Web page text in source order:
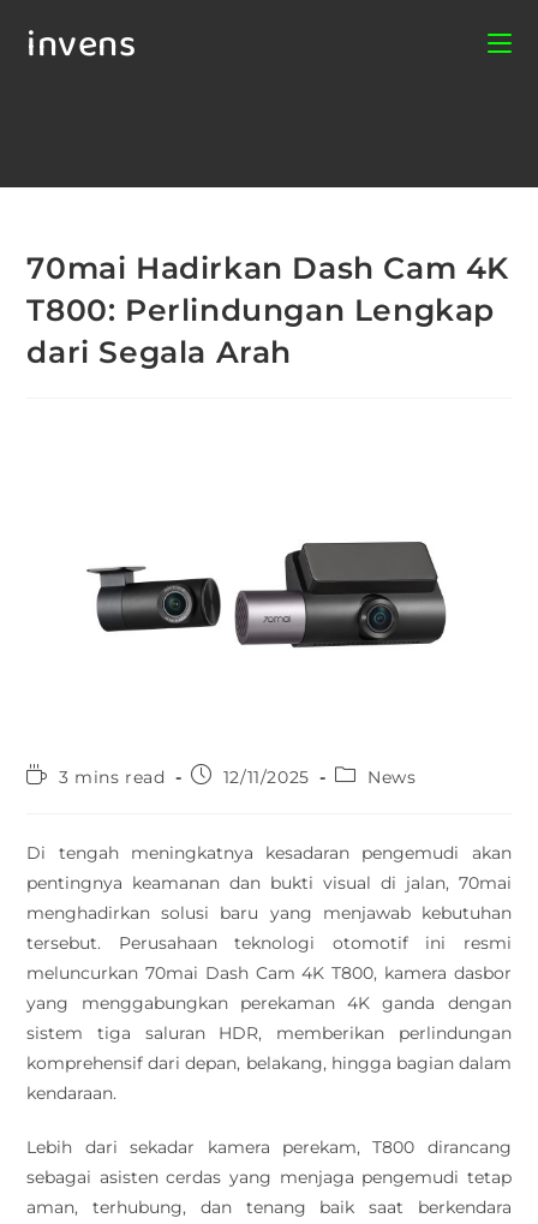
invens
70mai Hadirkan Dash Cam 4K
T800: Perlindungan Lengkap
dari Segala Arah
3 mins read 12/11/2025 News
Di tengah meningkatnya kesadaran pengemudi akan
pentingnya keamanan dan bukti visual di jalan, 70mai
menghadirkan solusi baru yang menjawab kebutuhan
tersebut. Perusahaan teknologi otomotif ini resmi
meluncurkan 70mai Dash Cam 4K T800, kamera dasbor
yang menggabungkan perekaman 4K ganda dengan
sistem tiga saluran HDR, memberikan perlindungan
komprehensif dari depan, belakang, hingga bagian dalam
kendaraan.
Lebih dari sekadar kamera perekam, T800 dirancang
sebagai asisten cerdas yang menjaga pengemudi tetap
aman, terhubung, dan tenang baik saat berkendara